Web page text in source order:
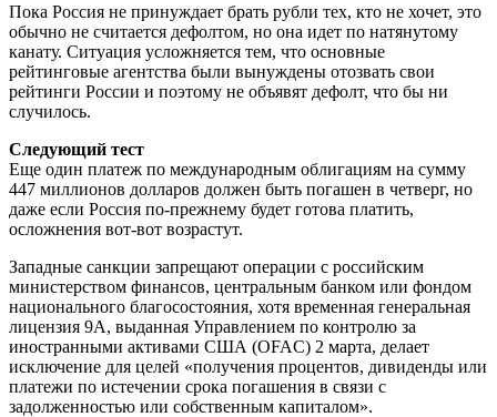
Пока Россия не принуждает брать рубли тех, кто не хочет, это
обычно не считается дефолтом, но она идет по натянутому
канату. Ситуация усложняется тем, что основные
рейтинговые агентства были вынуждены отозвать свои
рейтинги России и поэтому не объявят дефолт, что бы ни
случилось.
Следующий тест
Еще один платеж по международным облигациям на сумму
447 миллионов долларов должен быть погашен в четверг, но
даже если Россия по-прежнему будет готова платить,
осложнения вот-вот возрастут.
Западные санкции запрещают операции с российским
министерством финансов, центральным банком или фондом
национального благосостояния, хотя временная генеральная
лицензия 9А, выданная Управлением по контролю за
иностранными активами США (OFAC) 2 марта, делает
исключение для целей «получения процентов, дивиденды или
платежи по истечении срока погашения в связи с
задолженностью или собственным капиталом».